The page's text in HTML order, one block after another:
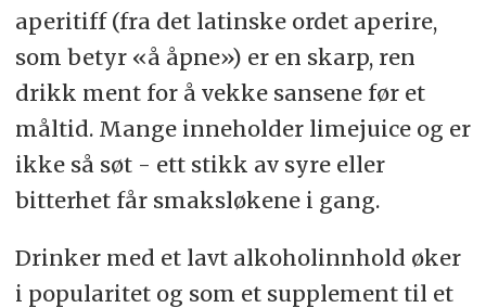
aperitiff (fra det latinske ordet aperire,
som betyr «å åpne») er en skarp, ren
drikk ment for å vekke sansene før et
måltid. Mange inneholder limejuice og er
ikke så søt - ett stikk av syre eller
bitterhet får smaksløkene i gang.
Drinker med et lavt alkoholinnhold øker
i popularitet og som et supplement til et